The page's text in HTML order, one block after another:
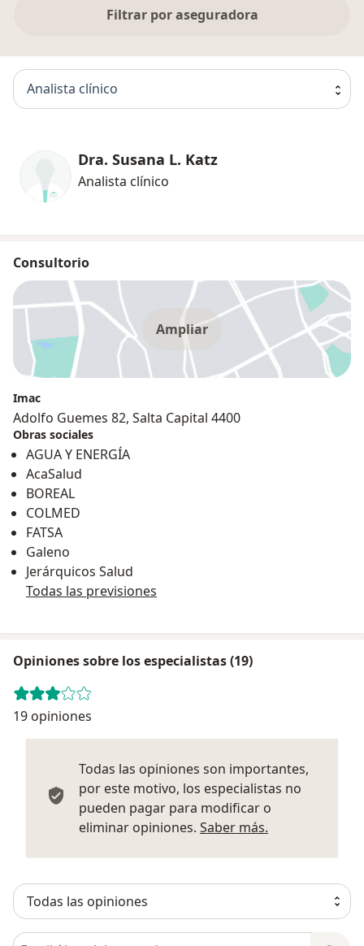
Filtrar por aseguradora
Analista clínico
Dra. Susana L. Katz
Analista clínico
Consultorio
Ampliar
Imac
Adolfo Guemes 82, Salta Capital 4400
Obras sociales
AGUA Y ENERGÍA
AcaSalud
BOREAL
COLMED
FATSA
Galeno
Jerárquicos Salud
Todas las previsiones
Opiniones sobre los especialistas (19)
19 opiniones
Todas las opiniones son importantes,
por este motivo, los especialistas no
pueden pagar para modificar o
eliminar opiniones. Saber más.
Busca en opiniones